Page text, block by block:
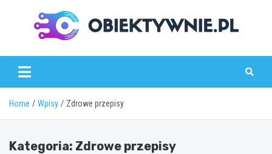
obiektywnie.pl
Home Wpisy Zdrowe przepisy
Kategoria: Zdrowe przepisy